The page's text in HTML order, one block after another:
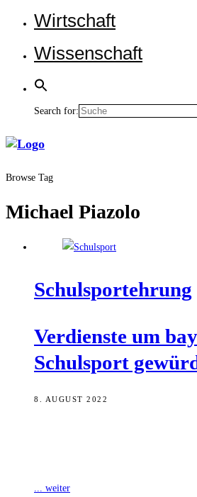
Wirt­schaft
Wis­sen­schaft
Search for:
Browse Tag
Michael Piazolo
Schul­spor­t­eh­rung
Ver­diens­te um
Schul­sport
8. AUGUST 2022
... weiter